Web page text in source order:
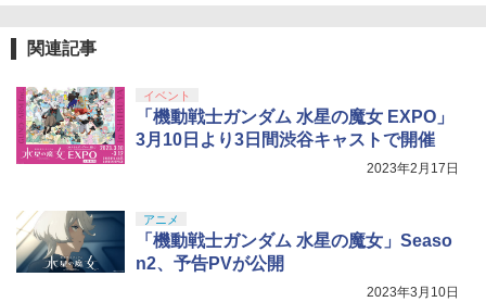
関連記事
イベント
「機動戦士ガンダム 水星の魔女 EXPO」
3月10日より3日間渋谷キャストで開催
2023年2月17日
アニメ
「機動戦士ガンダム 水星の魔女」Seaso
n2、予告PVが公開
2023年3月10日